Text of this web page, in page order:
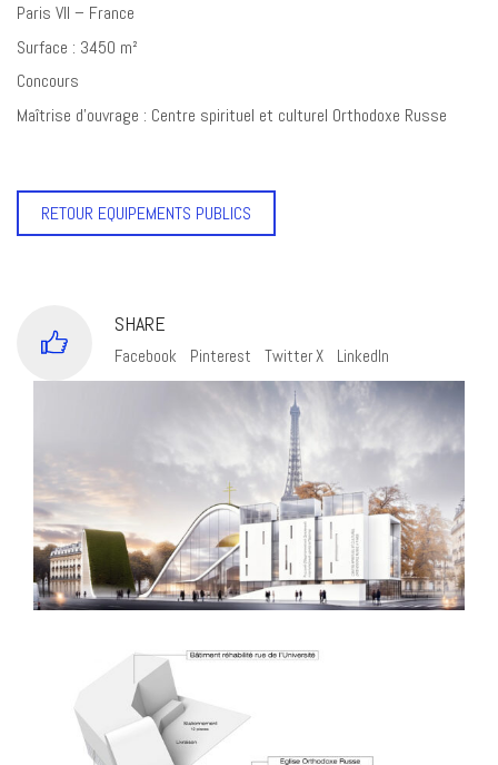
Paris VII – France
Surface : 3450 m²
Concours
Maîtrise d’ouvrage : Centre spirituel et culturel Orthodoxe Russe
RETOUR EQUIPEMENTS PUBLICS
SHARE
Facebook Pinterest Twitter X LinkedIn